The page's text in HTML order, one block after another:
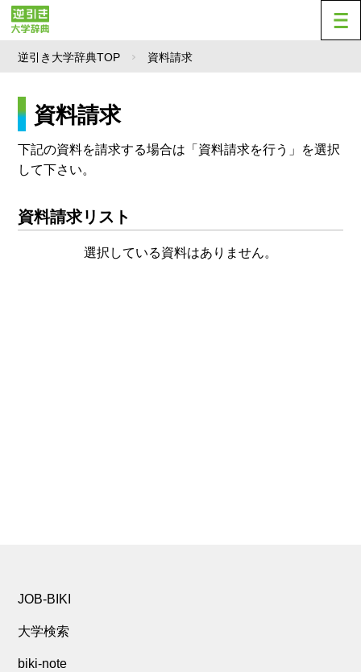
逆引き大学辞典TOP 資料請求
資料請求
下記の資料を請求する場合は「資料請求を行う」を選択
して下さい。
資料請求リスト
選択している資料はありません。
JOB-BIKI
大学検索
biki-note